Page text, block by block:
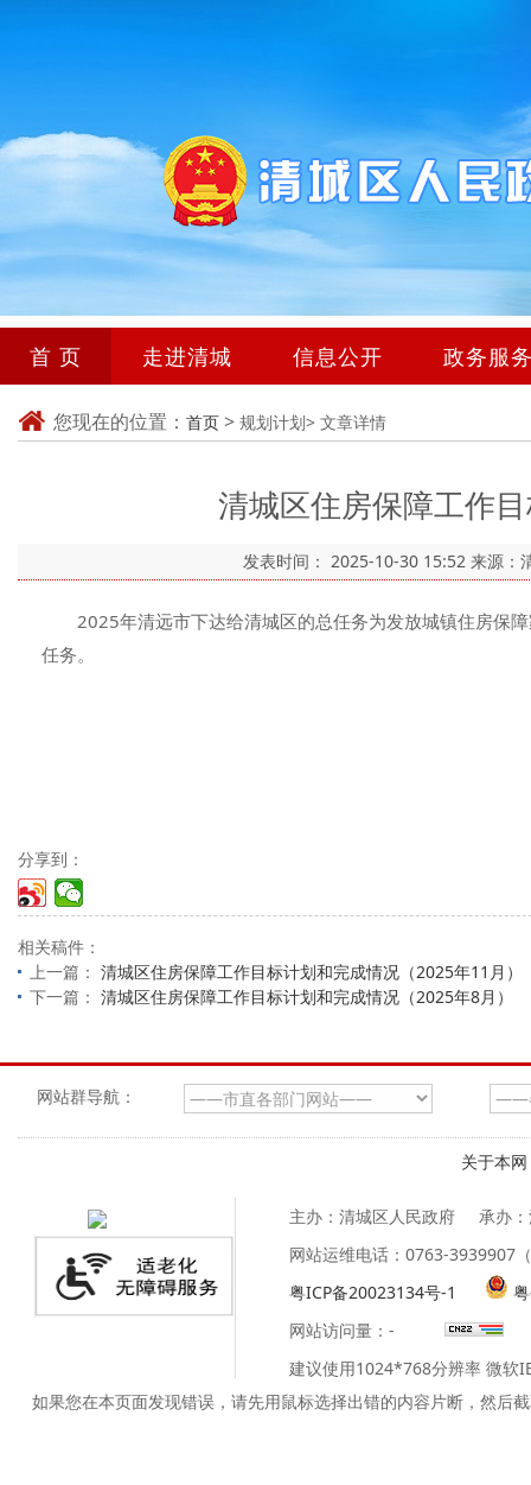
首 页 走进清城 信息公开 政务服
您现在的位置： 首页 > 规划计划> 文章详情
清城区住房保障工作
发表时间： 2025-10-30 15:52 来源
2025年清远市下达给清城区的总任务为发放城镇住房保障
任务。
分享到：
相关稿件：
上一篇： 清城区住房保障工作目标计划和完成情况（2025年11月）
下一篇： 清城区住房保障工作目标计划和完成情况（2025年8月）
网站群导航：
关于本网
主办：清城区人民政府
承办
网站运维电话：0763-3939907
粤ICP备20023134号-1
网站访问量： -
建议使用1024*768分辨率 微软
如果您在本页面发现错误，请先用鼠标选择出错的内容片断，然后